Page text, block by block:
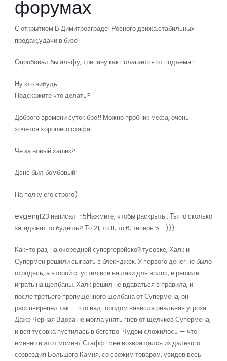
форумах
С открытием В Димитровграде! Ровного движа,стабильных
продаж,удачи в бизе!
Опробовал бы альфу, трипану как полагается от подъёма !
Ну кто нибудь
Подскажите что делать?
Доброго времени суток бро!! Можно пробник мефа, очень
хочется хорошего стафа.
Че за новый хашик?
Дэнс был бомбовый!
На полку его строго)
evgenij123 написал: ↑5Нажмите, чтобы раскрыть…Ты по сколько
загадыват то будешь? То 21, то 11, то 6, теперь 5… )))
Как-то раз, на очередной супергеройской тусовке, Халк и
Супермен решили сыграть в блек-джек. У первого денег не было
отродясь, а второй спустил все на лаки для волос, и решили
играть на щелбаны. Халк решил не вдаваться в правила, и
после третьего пропущенного щелбана от Супермена, он
расспвирепел так — что над городом нависла реальная угроза.
Даже Черная Вдова не могла унять гнев от щелчков Супермена,
и вся тусовка пустилась в бегство. Чудом сложилось — что
именно в этот момент Стафф-мен возвращался из далекого
созвездия Большого Камня, со свежим товаром, увидев весь